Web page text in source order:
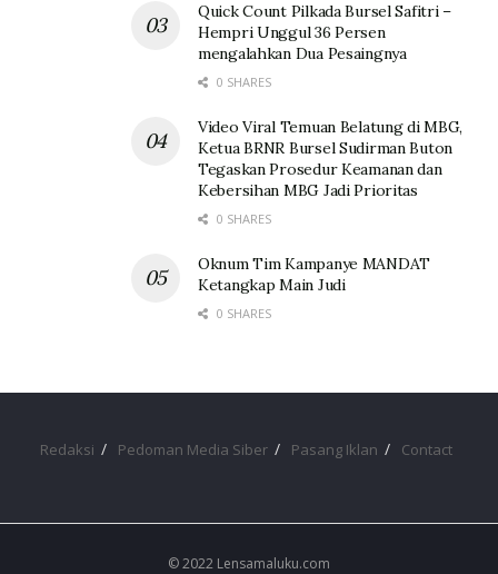
Quick Count Pilkada Bursel Safitri –
Hempri Unggul 36 Persen
mengalahkan Dua Pesaingnya
0 SHARES
Video Viral Temuan Belatung di MBG,
Ketua BRNR Bursel Sudirman Buton
Tegaskan Prosedur Keamanan dan
Kebersihan MBG Jadi Prioritas
0 SHARES
Oknum Tim Kampanye MANDAT
Ketangkap Main Judi
0 SHARES
Redaksi Pedoman Media Siber Pasang Iklan Contact
© 2022 Lensamaluku.com